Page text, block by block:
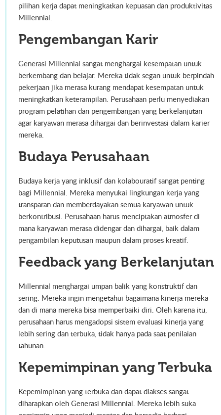
pilihan kerja dapat meningkatkan kepuasan dan produktivitas
Millennial.
Pengembangan Karir
Generasi Millennial sangat menghargai kesempatan untuk
berkembang dan belajar. Mereka tidak segan untuk berpindah
pekerjaan jika merasa kurang mendapat kesempatan untuk
meningkatkan keterampilan. Perusahaan perlu menyediakan
program pelatihan dan pengembangan yang berkelanjutan
agar karyawan merasa dihargai dan berinvestasi dalam karier
mereka.
Budaya Perusahaan
Budaya kerja yang inklusif dan kolabouratif sangat penting
bagi Millennial. Mereka menyukai lingkungan kerja yang
transparan dan memberdayakan semua karyawan untuk
berkontribusi. Perusahaan harus menciptakan atmosfer di
mana karyawan merasa didengar dan dihargai, baik dalam
pengambilan keputusan maupun dalam proses kreatif.
Feedback yang Berkelanjutan
Millennial menghargai umpan balik yang konstruktif dan
sering. Mereka ingin mengetahui bagaimana kinerja mereka
dan di mana mereka bisa memperbaiki diri. Oleh karena itu,
perusahaan harus mengadopsi sistem evaluasi kinerja yang
lebih sering dan terbuka, tidak hanya pada saat penilaian
tahunan.
Kepemimpinan yang Terbuka
Kepemimpinan yang terbuka dan dapat diakses sangat
diharapkan oleh Generasi Millennial. Mereka lebih suka